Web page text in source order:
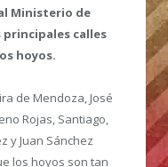
Ministerio de
principales calles
hoyos.
de Mendoza, José
Rojas, Santiago,
y Juan Sánchez
los hoyos son tan